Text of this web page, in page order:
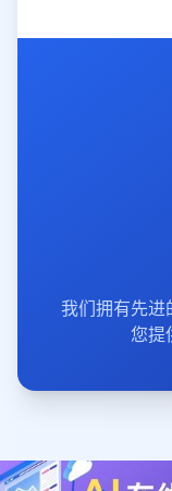
我们拥有先进
您提